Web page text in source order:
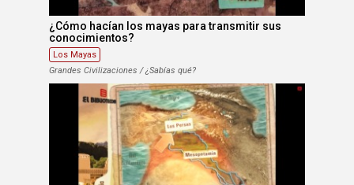
¿Cómo hacían los mayas para transmitir sus
conocimientos?
Los Mayas
Grandes Civilizaciones / ¿Sabías qué?